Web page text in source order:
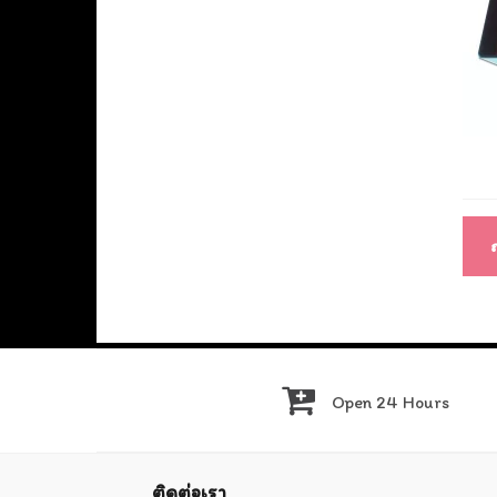
เรื่อง
Open 24 Hours
ติดต่อเรา